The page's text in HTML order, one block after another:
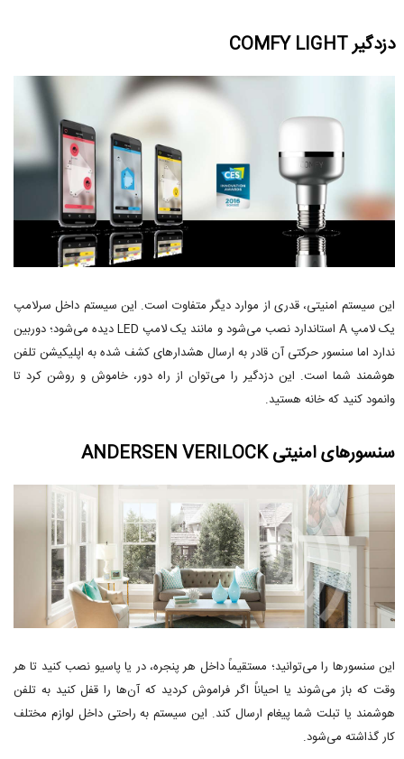
دزدگیر COMFY LIGHT
این سیستم امنیتی، قدری از موارد دیگر متفاوت است. این سیستم داخل سرلامپ
یک لامپ A استاندارد نصب می‌شود و مانند یک لامپ LED دیده می‌شود؛ دوربین
ندارد اما سنسور حرکتی آن قادر به ارسال هشدارهای کشف شده به اپلیکیشن تلفن
هوشمند شما است. این دزدگیر را می‌توان از راه دور، خاموش و روشن کرد تا
وانمود کنید که خانه هستید.
سنسورهای امنیتی ANDERSEN VERILOCK
این سنسورها را می‌توانید؛ مستقیماً داخل هر پنجره، در یا پاسیو نصب کنید تا هر
وقت که باز می‌شوند یا احیاناً اگر فراموش کردید که آن‌ها را قفل کنید به تلفن
هوشمند یا تبلت شما پیغام ارسال کند. این سیستم به راحتی داخل لوازم مختلف
کار گذاشته می‌شود.